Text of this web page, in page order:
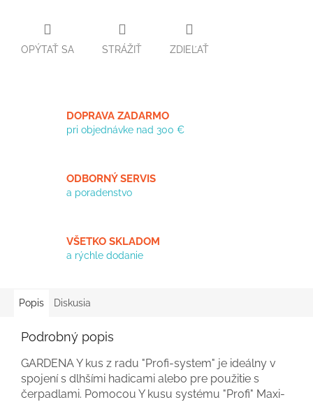
OPÝTAŤ SA STRÁŽIŤ ZDIEĽAŤ
DOPRAVA ZADARMO
pri objednávke nad 300 €
ODBORNÝ SERVIS
a poradenstvo
VŠETKO SKLADOM
a rýchle dodanie
Popis Diskusia
Podrobný popis
GARDENA Y kus z radu "Profi-system" je ideálny v
spojení s dlhšími hadicami alebo pre použitie s
čerpadlami. Pomocou Y kusu systému "Profi" Maxi-